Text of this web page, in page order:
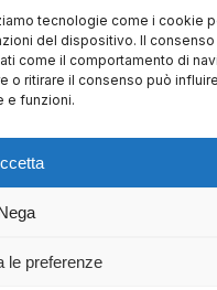
tecnologie come i cookie
del dispositivo. Il
come il comportamento di
o ritirare il consenso può
e funzioni.
le preferenze